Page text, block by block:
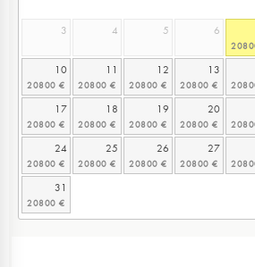
3 4 5 6
10 11 12 13
17 18 19 20
24 25 26 27
31